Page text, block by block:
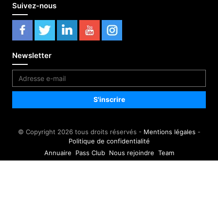
Suivez-nous
Newsletter
© Copyright 2026 tous droits réservés - Mentions légales -
Politique de confidentialité
Annuaire
Pass Club Nous rejoindre Team